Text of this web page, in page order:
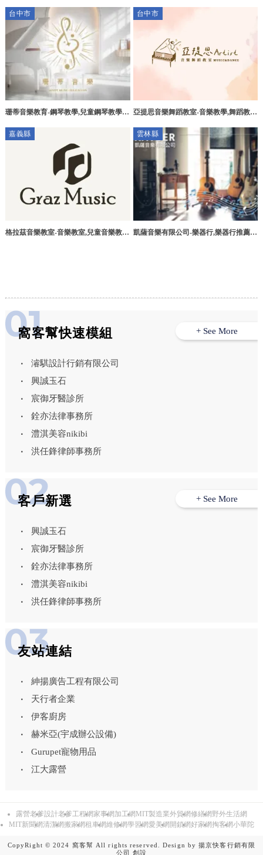
台中市
珊蒂音樂教育-鋼琴教學,兒童鋼琴教學,
學,幼兒音樂啟蒙,全英語授課
台中市
亞提思音樂舞蹈教室-音樂教學,舞蹈教
樂教學,西屯舞蹈教學
嘉義縣
格拉茲音樂教室-音樂教室,兒童音樂教
雲林縣
凱薩音樂有限公司-樂器行,樂器行推薦,
窩客幫快速模組
濬騏設計行銷有限公司
興誠玉石
宸御牙醫診所
銓亦法律事務所
澧淇美容nikibi
洪任鋒律師事務所
+ See More
客戶新選
興誠玉石
宸御牙醫診所
銓亦法律事務所
澧淇美容nikibi
洪任鋒律師事務所
+ See More
友站連結
紳揚廣告工程有限公司
天行者企業
伊客廚房
赫米亞(宇成辦公設備)
Gurupet寵物用品
江大露營
露營老爹設計老爹工程網家事網 加工網 MIT製造業外貿網修繕網 野外生活網
MIT新聞網清潔網搬家網租車網維修網學習網愛美網 開鎖網好家網掏客網小華陀
CopyRight © 2024 窩客幫 All rights reserved. Design by揚京快客行銷有限
公司
創設